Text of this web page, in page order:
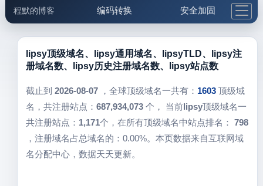
程默的博客 编码转换 安全加固
邮件工具 生活便民 更多工具
5.1支付宝大红包
lipsy顶级域名、lipsy通用域名、lipsyTLD、lipsy注
册域名数、lipsy历史注册域名数、lipsy站点数
截止到 2026-08-07，全球顶级域名一共有： 1603 顶级域
名，共注册站点： 687,934,073 个， 当前lipsy顶级域名一
共注册站点： 1,171个，在所有顶级域名中站点排名： 798
，注册域名占总域名的：0.00%。本页数据来自互联网域
名分配中心，数据天天更新。